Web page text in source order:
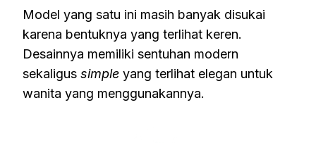
Model yang satu ini masih banyak disukai
karena bentuknya yang terlihat keren.
Desainnya memiliki sentuhan modern
sekaligus simple yang terlihat elegan untuk
wanita yang menggunakannya.